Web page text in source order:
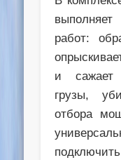
работ:
и сажает
грузы,
отбора